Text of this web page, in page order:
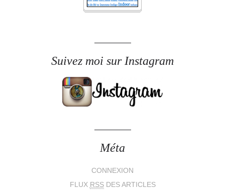
Suivez moi sur Instagram
Méta
CONNEXION
FLUX RSSDES ARTICLES